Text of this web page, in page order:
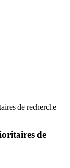
de recherche
de